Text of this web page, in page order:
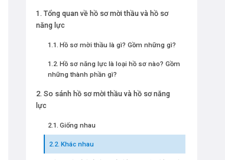
Tổng quan về hồ sơ mời thầu và hồ sơ
năng lực
Hồ sơ mời thầu là gì? Gồm những gì?
Hồ sơ năng lực là loại hồ sơ nào? Gồm
những thành phần gì?
So sánh hồ sơ mời thầu và hồ sơ năng
lực
Giống nhau
Khác nhau